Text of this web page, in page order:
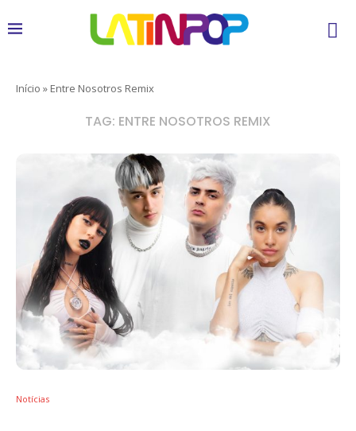
Início » Entre Nosotros Remix
TAG: ENTRE NOSOTROS REMIX
Notícias